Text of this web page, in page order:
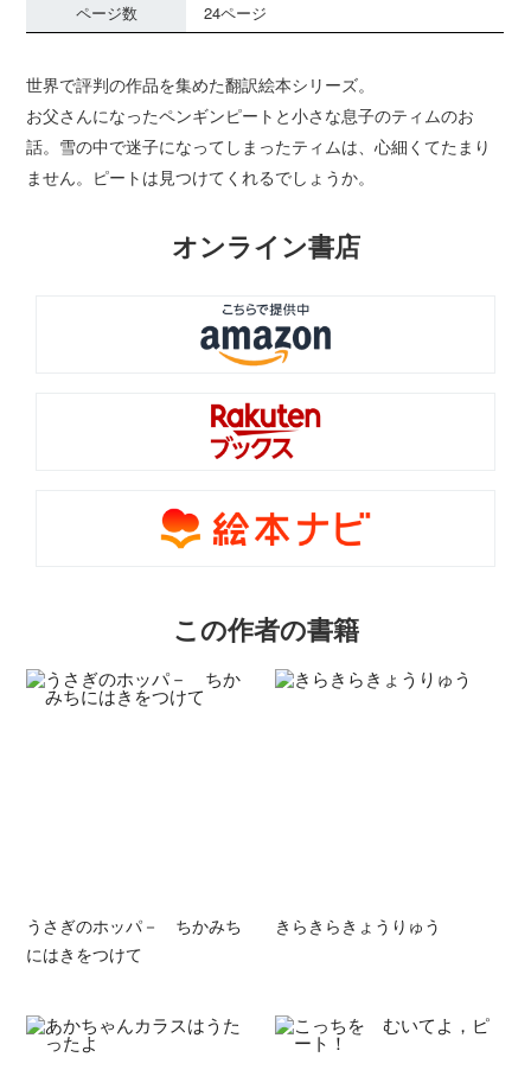
ページ数
24ページ
世界で評判の作品を集めた翻訳絵本シリーズ。
お父さんになったペンギンピートと小さな息子のティムのお
話。雪の中で迷子になってしまったティムは、心細くてたまり
ません。ピートは見つけてくれるでしょうか。
オンライン書店
この作者の書籍
うさぎのホッパ－ ちかみち
にはきをつけて
きらきらきょうりゅう